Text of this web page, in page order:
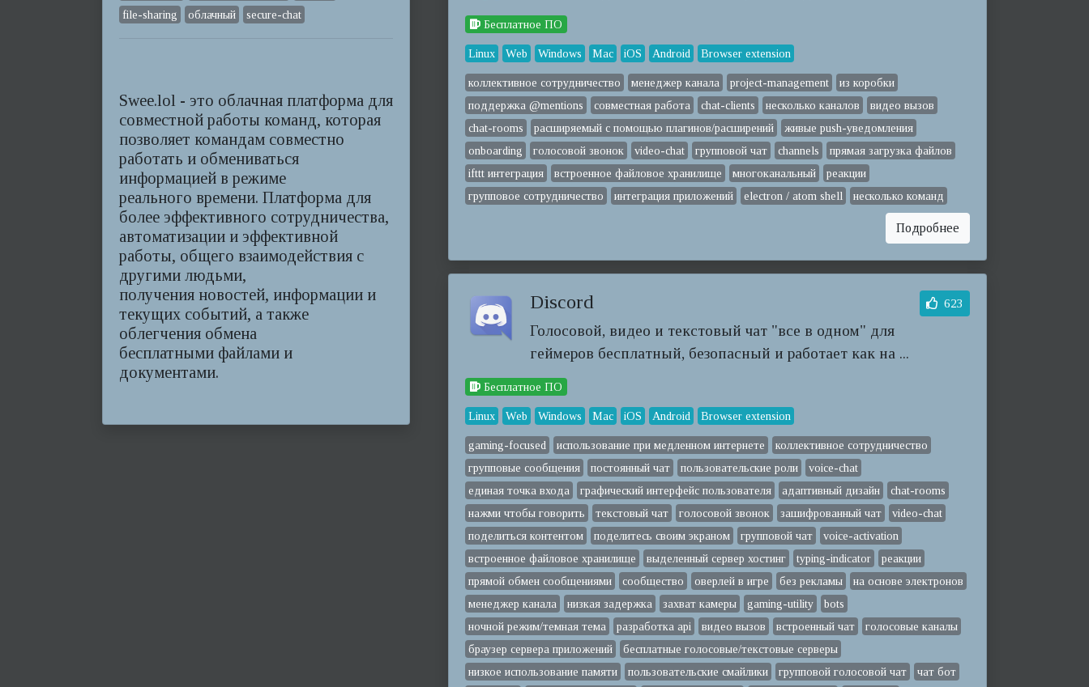
file-sharing
облачный secure-chat
Swee.lol - это облачная платформа для
совместной работы команд, которая
позволяет командам совместно
работать и обмениваться
информацией в режиме
реального времени. Платформа для
более эффективного сотрудничества,
автоматизации и эффективной
работы, общего взаимодействия с
другими людьми,
получения новостей, информации и
текущих событий, а также
облегчения обмена
бесплатными файлами и
документами.
Бесплатное ПО
Linux Web Windows Mac iOS Android Browser extension
коллективное сотрудничество менеджер канала project-management
из коробки
поддержка @mentions
совместная работа chat-clients несколько каналов
видео вызов
chat-rooms
расширяемый с помощью плагинов/расширений
живые push-уведомления
onboarding
голосовой звонок video-chat групповой чат channels
прямая загрузка файлов
ifttt интеграция
встроенное файловое хранилище многоканальный
реакции
групповое сотрудничество
интеграция приложений electron / atom shell несколько команд
Подробнее
Discord
Голосовой, видео и текстовый чат "все в одном" для
геймеров бесплатный, безопасный и работает как на ...
623
Бесплатное ПО
Linux Web Windows Mac iOS Android Browser extension
gaming-focused использование при медленном интернете
коллективное сотрудничество
групповые сообщения
постоянный чат пользовательские роли
voice-chat
единая точка входа
графический интерфейс пользователя адаптивный дизайн
chat-rooms
нажми чтобы говорить
текстовый чат голосовой звонок зашифрованный чат
video-chat
поделиться контентом
поделитесь своим экраном групповой чат
voice-activation
встроенное файловое хранилище
выделенный сервер хостинг typing-indicator
реакции
прямой обмен сообщениями
сообщество оверлей в игре без рекламы
на основе электронов
менеджер канала
низкая задержка захват камеры gaming-utility
bots
ночной режим/темная тема
разработка api видео вызов встроенный чат
голосовые каналы
браузер сервера приложений
бесплатные голосовые/текстовые серверы
низкое использование памяти
пользовательские смайлики групповой голосовой чат
чат бот